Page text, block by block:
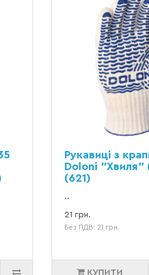
Рукавиці з
Doloni "Хвиля"
(621)
..
21 грн.
Без ПДВ: 21 грн.
КУПИТИ